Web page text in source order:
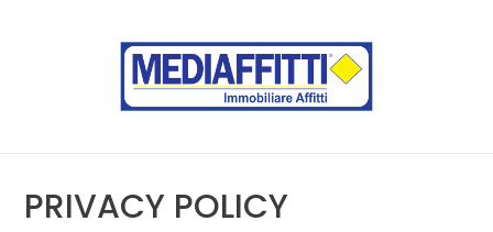
PRIVACY POLICY